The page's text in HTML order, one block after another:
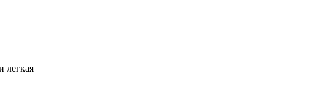
легкая